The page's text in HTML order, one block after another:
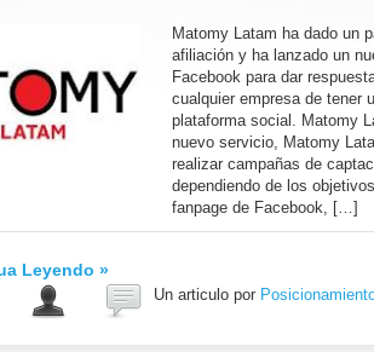
Matomy Latam ha dado un
afiliación y ha lanzado un
Facebook para dar
cualquier empresa de tener
plataforma social. Matomy
nuevo servicio, Matomy
realizar campañas de
dependiendo de los
fanpage de Facebook, […]
Leyendo »
Un articulo por